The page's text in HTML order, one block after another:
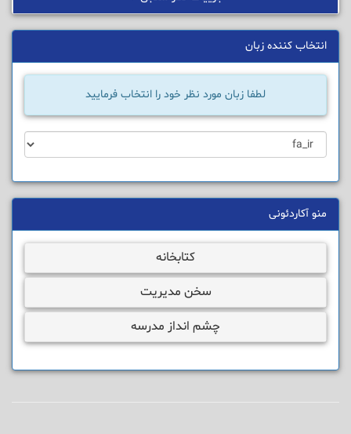
انتخاب کننده زبان
لطفا زبان مورد نظر خود را انتخاب فرمایید
منو آکاردئونی
کتابخانه
سخن مدیریت
چشم انداز مدرسه